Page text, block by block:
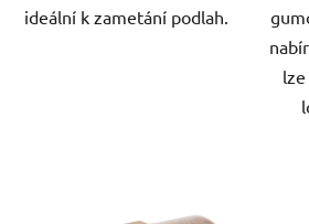
ideální k zametání podlah.